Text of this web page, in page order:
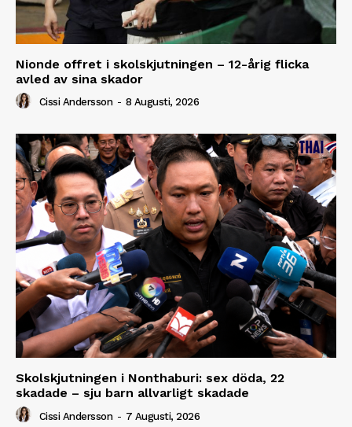
Nionde offret i skolskjutningen – 12-årig flicka
avled av sina skador
Cissi Andersson - 8 Augusti, 2026
Skolskjutningen i Nonthaburi: sex döda, 22
skadade – sju barn allvarligt skadade
Cissi Andersson - 7 Augusti, 2026